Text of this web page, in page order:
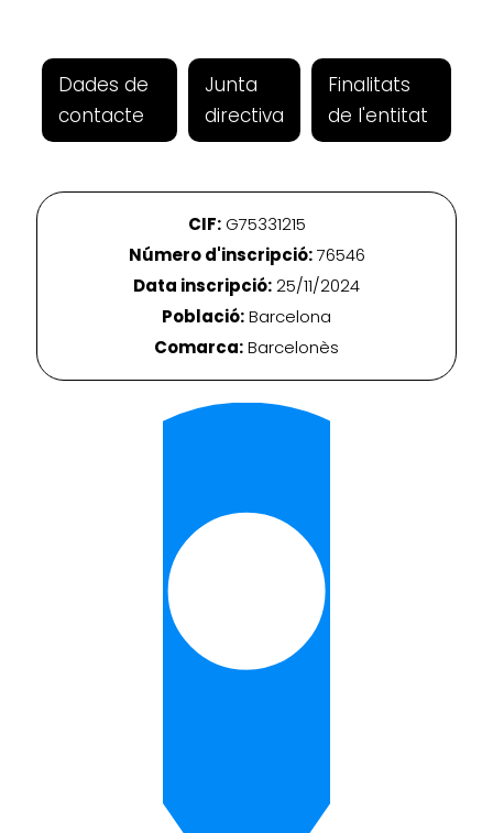
Dades de
contacte
Junta
directiva
Finalitats
de l'entitat
CIF:G75331215
Número d'inscripció:76546
Data inscripció:25/11/2024
Població:Barcelona
Comarca:Barcelonès